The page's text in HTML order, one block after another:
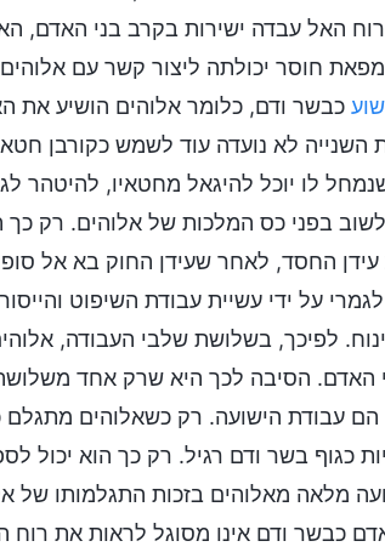
האל עבדה ישירות בקרב בני האדם,
חוסר יכולתה ליצור קשר עם
כבשר ודם, כלומר אלוהים הושיע את
לא נועדה עוד לשמש כקורבן
לו יוכל להיגאל מחטאיו, להיטהר
בפני כס המלכות של אלוהים. רק כך
החסד, לאחר שעידן החוק בא אל
על ידי עשיית עבודת השיפוט
לפיכך, בשלושת שלבי העבודה,
האדם. הסיבה לכך היא שרק אחד
הם עבודת הישועה. רק כשאלוהים
כגוף בשר ודם רגיל. רק כך הוא יכול
מלאה מאלוהים בזכות התגלמותו של
כבשר ודם אינו מסוגל לראות את רוח